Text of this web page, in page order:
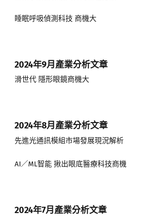
睡眠呼吸偵測科技 商機大
2024年9月 產業分析文章
滑世代 隱形眼鏡商機大
2024年8月 產業分析文章
先進光通訊模組市場發展現況解析
AI／ML智能 揪出眼底醫療科技商機
2024年7月 產業分析文章